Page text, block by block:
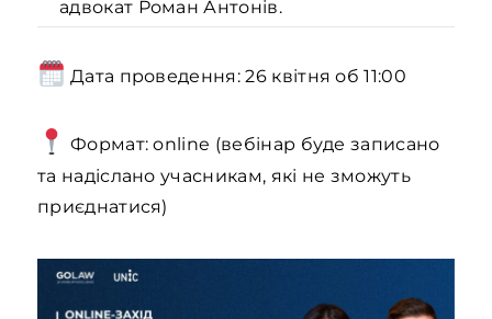
адвокат Роман Антонів.
Дата проведення: 26 квітня об 11:00
Формат: online (вебінар буде записано
та надіслано учасникам, які не зможуть
приєднатися)